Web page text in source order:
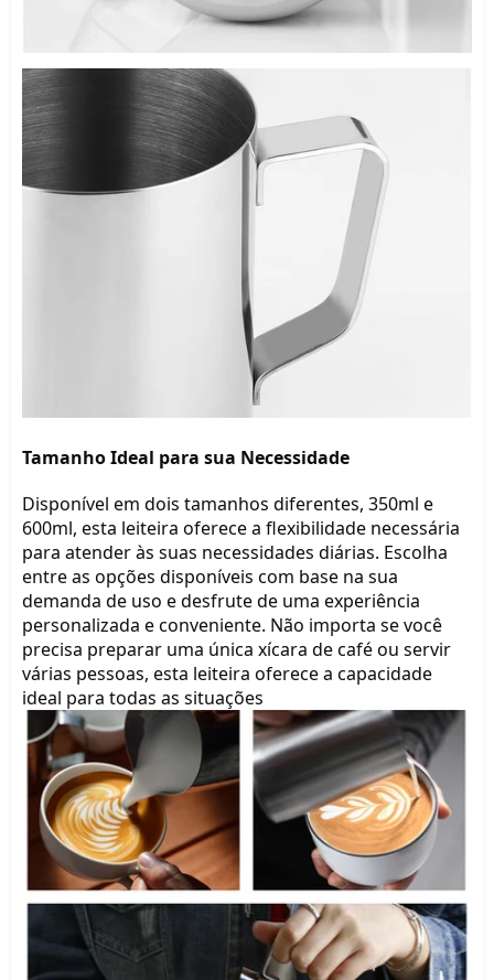
Tamanho Ideal para sua Necessidade
Disponível em dois tamanhos diferentes, 350ml e
600ml, esta leiteira oferece a flexibilidade necessária
para atender às suas necessidades diárias. Escolha
entre as opções disponíveis com base na sua
demanda de uso e desfrute de uma experiência
personalizada e conveniente. Não importa se você
precisa preparar uma única xícara de café ou servir
várias pessoas, esta leiteira oferece a capacidade
ideal para todas as situações